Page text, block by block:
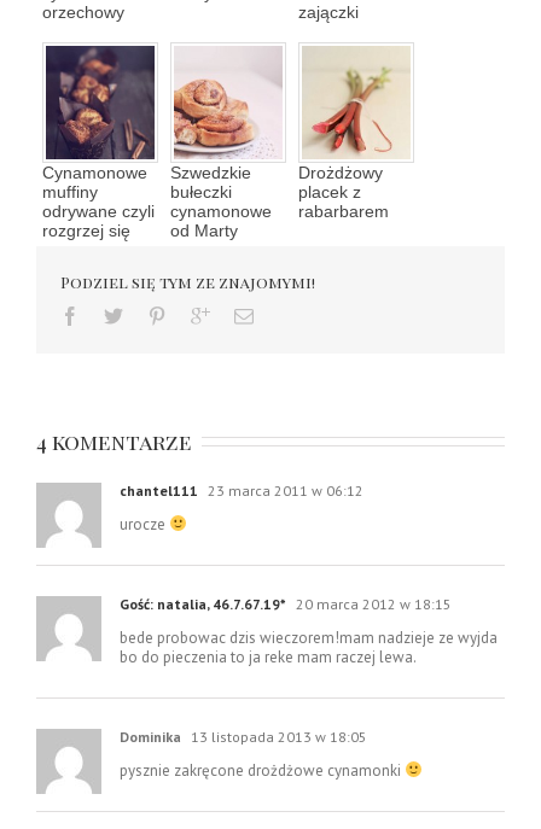
orzechowy
zajączki
Cynamonowe
muffiny
odrywane czyli
rozgrzej się
Szwedzkie
bułeczki
cynamonowe
od Marty
Drożdżowy
placek z
rabarbarem
Podziel się tym ze znajomymi!
4 komentarze
chantel111 23 marca 2011 w 06:12
urocze
Gość: natalia, 46.7.67.19* 20 marca 2012 w 18:15
bede probowac dzis wieczorem!mam nadzieje ze wyjda
bo do pieczenia to ja reke mam raczej lewa.
Dominika 13 listopada 2013 w 18:05
pysznie zakręcone drożdżowe cynamonki